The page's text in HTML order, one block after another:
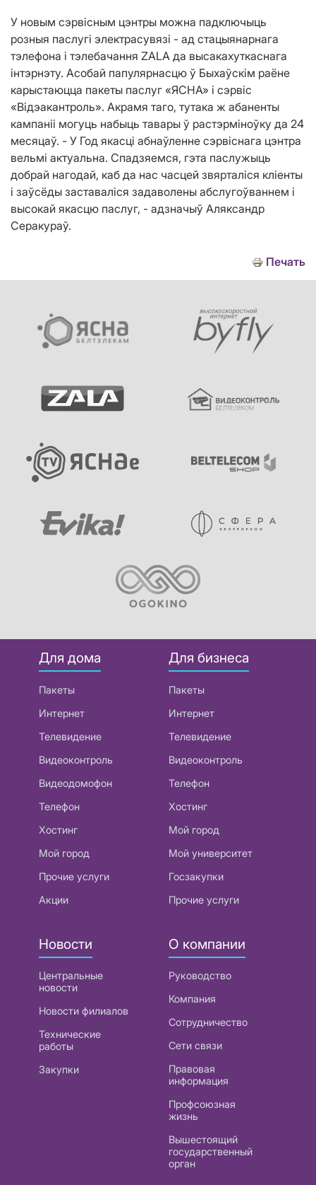
У новым сэрвісным цэнтры можна падключыць
розныя паслугі электрасувязі - ад стацыянарнага
тэлефона і тэлебачання ZALA да высакахуткаснага
інтэрнэту. Асобай папулярнасцю ў Быхаўскім раёне
карыстаюцца пакеты паслуг «ЯСНА» і сэрвіс
«Відэакантроль». Акрамя таго, тутака ж абаненты
кампаніі могуць набыць тавары ў растэрміноўку да 24
месяцаў. - У Год якасці абнаўленне сэрвіснага цэнтра
вельмі актуальна. Спадзяемся, гэта паслужыць
добрай нагодай, каб да нас часцей звярталіся кліенты
і заўсёды заставаліся задаволены абслугоўваннем і
высокай якасцю паслуг, - адзначыў Аляксандр
Серакураў.
Печать
Для дома
Пакеты
Интернет
Телевидение
Видеоконтроль
Видеодомофон
Телефон
Хостинг
Мой город
Прочие услуги
Акции
Для бизнеса
Пакеты
Интернет
Телевидение
Видеоконтроль
Телефон
Хостинг
Мой город
Мой университет
Госзакупки
Прочие услуги
Новости
Центральные
новости
Новости филиалов
Технические
работы
Закупки
О компании
Руководство
Компания
Сотрудничество
Сети связи
Правовая
информация
Профсоюзная
жизнь
Вышестоящий
государственный
орган